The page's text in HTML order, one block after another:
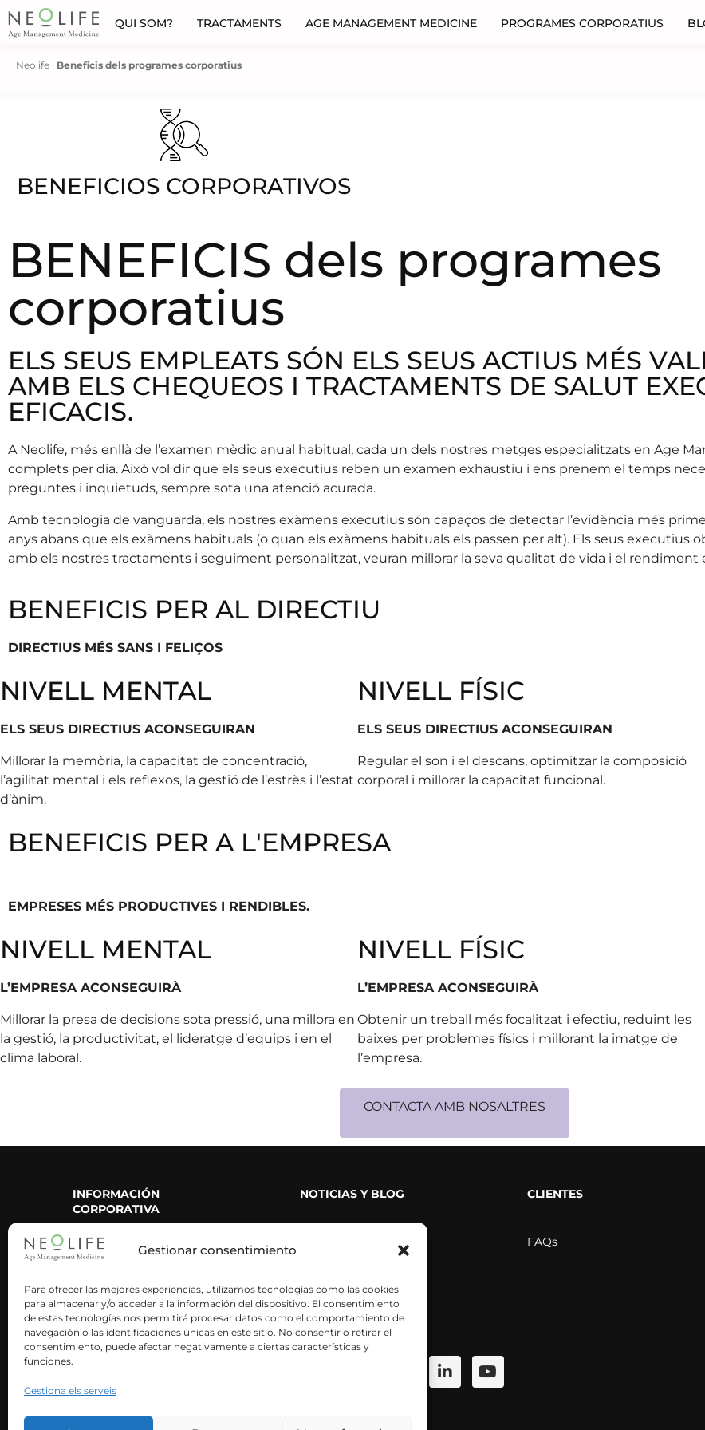
Gestionar consentimiento
Para ofrecer las mejores experiencias, utilizamos tecnologías como las cookies
para almacenar y/o acceder a la información del dispositivo. El consentimiento
de estas tecnologías nos permitirá procesar datos como el comportamiento de
navegación o las identificaciones únicas en este sitio. No consentir o retirar el
consentimiento, puede afectar negativamente a ciertas características y
funciones.
Gestiona els serveis
QUI SOM? TRACTAMENTS AGE MANAGEMENT MEDICINE PROGRAMES CORPORATIUS
Neolife · Beneficis dels programes corporatius
BENEFICIOS CORPORATIVOS
BENEFICIS dels programes
corporatius
ELS SEUS EMPLEATS SÓN ELS SEUS ACTIUS MÉS
AMB ELS CHEQUEOS I TRACTAMENTS DE SALUT
EFICACIS.
A Neolife, més enllà de l’examen mèdic anual habitual, cada un dels nostres metges especialitzats en Age
complets per dia. Això vol dir que els seus executius reben un examen exhaustiu i ens prenem el temps
preguntes i inquietuds, sempre sota una atenció acurada.
Amb tecnologia de vanguarda, els nostres exàmens executius són capaços de detectar l’evidència més
anys abans que els exàmens habituals (o quan els exàmens habituals els passen per alt). Els seus executius
amb els nostres tractaments i seguiment personalitzat, veuran millorar la seva qualitat de vida i el rendiment
BENEFICIS PER AL DIRECTIU
DIRECTIUS MÉS SANS I FELIÇOS
NIVELL MENTAL
ELS SEUS DIRECTIUS ACONSEGUIRAN
Millorar la memòria, la capacitat de concentració,
l’agilitat mental i els reflexos, la gestió de l’estrès i l’estat
d’ànim.
NIVELL FÍSIC
ELS SEUS DIRECTIUS ACONSEGUIRAN
Regular el son i el descans, optimitzar la composició
corporal i millorar la capacitat funcional.
BENEFICIS PER A L'EMPRESA
EMPRESES MÉS PRODUCTIVES I RENDIBLES.
NIVELL MENTAL
L’EMPRESA ACONSEGUIRÀ
Millorar la presa de decisions sota pressió, una millora en
la gestió, la productivitat, el lideratge d’equips i en el
clima laboral.
NIVELL FÍSIC
L’EMPRESA ACONSEGUIRÀ
Obtenir un treball més focalitzat i efectiu,reduint les
baixes per problemes físics i millorant la imatge de
l’empresa.
CONTACTA AMB NOSALTRES
INFORMACIÓN
CORPORATIVA
Nuestra historia
Neoactives
Neolife es ciencia
Trabaja con nosotros
NOTICIAS Y BLOG
Blog
Artículos científicos
CLIENTES
FAQs